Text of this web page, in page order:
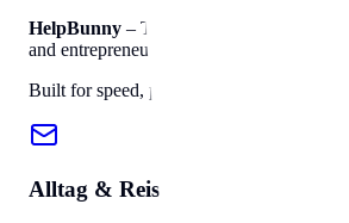
HelpBunny – The ultimate digital toolkit
and entrepreneurs.
Built for speed, privacy, and ease of use.
Alltag & Reise